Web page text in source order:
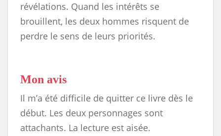
révélations. Quand les intérêts se
brouillent, les deux hommes risquent de
perdre le sens de leurs priorités.
Mon avis
Il m’a été difficile de quitter ce livre dès le
début. Les deux personnages sont
attachants. La lecture est aisée.